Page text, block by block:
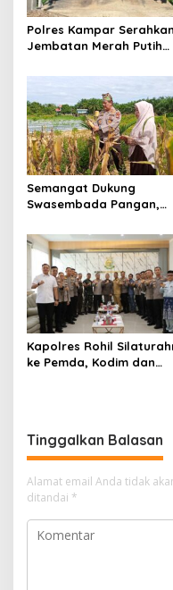
o
s
Polres Kampar Serahkan
Jembatan Merah Putih
Warga Pulau Jambu
Semangat Dukung
Swasembada Pangan,
Langsung Panen
Sendayan
Kapolres Rohil
ke Pemda, Kodim dan
Tinggalkan Balasan
Alamat email Anda tidak
ditandai *